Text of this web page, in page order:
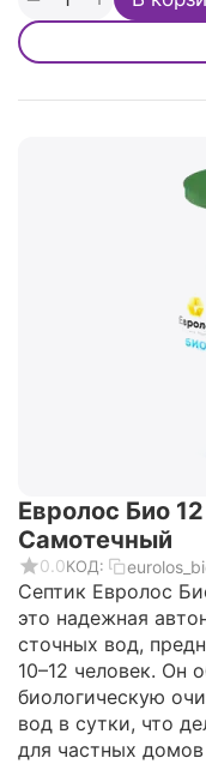
Евролос Био
Самотечный
0.0КОД:
Септик Евролос
это надежная
сточных вод,
10–12 человек. Он
биологическую
вод в сутки, что
для частных домов